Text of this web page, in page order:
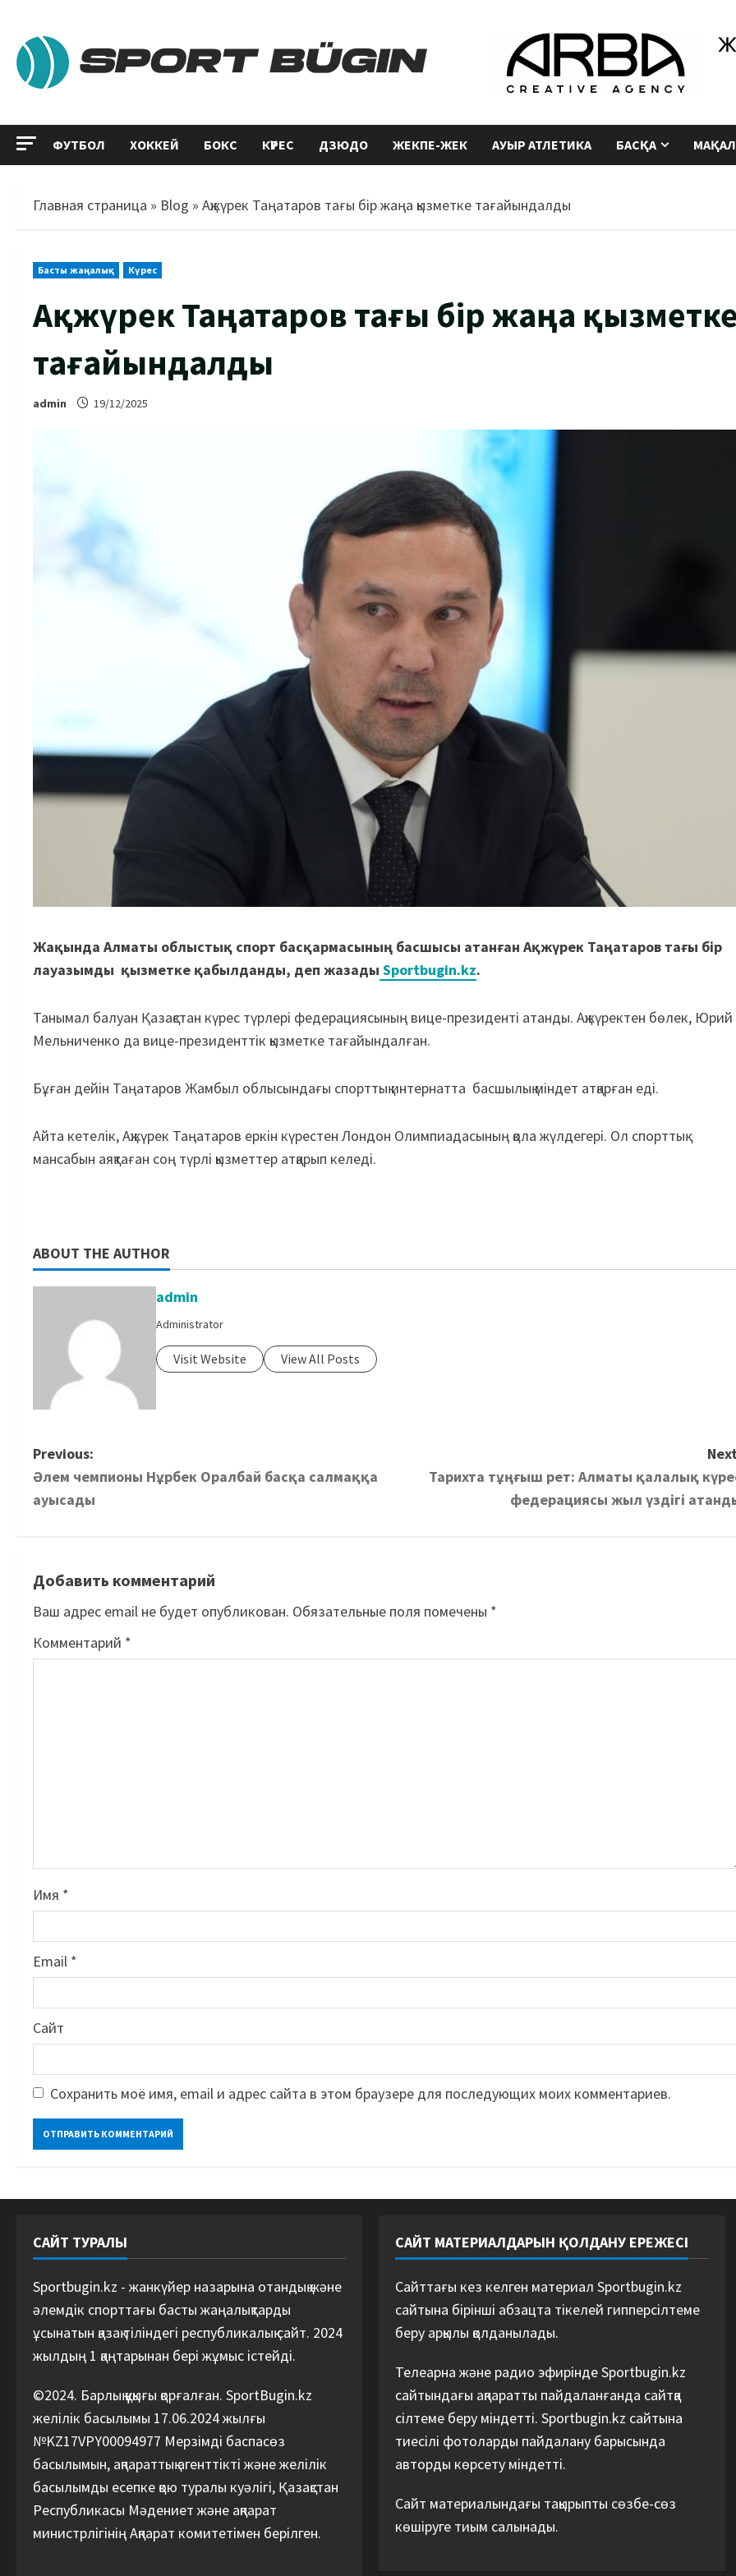
ФУТБОЛ ХОККЕЙ БОКС КҮРЕС ДЗЮДО ЖЕКПЕ-ЖЕК АУЫР АТЛЕТИКА БАСҚА
Главная страница » Blog » Ақжүрек Таңатаров тағы бір жаңа қызметке тағайындалды
Басты жаңалық Күрес
Ақжүрек Таңатаров тағы бір жаңа қызметке
тағайындалды
admin 19/12/2025
Жақында Алматы облыстық спорт басқармасының басшысы атанған Ақжүрек Таңатаров тағы бір
лауазымды қызметке қабылданды, деп жазады Sportbugin.kz.
Танымал балуан Қазақстан күрес түрлері федерациясының вице-президенті атанды. Ақжүректен бөлек, Юрий
Мельниченко да вице-президенттік қызметке тағайындалған.
Бұған дейін Таңатаров Жамбыл облысындағы спорттық интернатта басшылық міндет атқарған еді.
Айта кетелік, Ақжүрек Таңатаров еркін күрестен Лондон Олимпиадасының қола жүлдегері. Ол спорттық
мансабын аяқтаған соң түрлі қызметтер атқарып келеді.
ABOUT THE AUTHOR
admin
Administrator
Visit Website View All Posts
Previous:
Әлем чемпионы Нұрбек Оралбай басқа салмаққа
ауысады
Тарихта тұңғыш рет: Алматы қалалық
федерациясы жыл үздігі
Добавить комментарий
Ваш адрес email не будет опубликован. Обязательные поля помечены *
Комментарий *
Имя *
Email *
Сайт
Сохранить моё имя, email и адрес сайта в этом браузере для последующих моих комментариев.
САЙТ ТУРАЛЫ
Sportbugin.kz - жанкүйер назарына отандық және
әлемдік спорттағы басты жаңалықтарды
ұсынатын қазақ тіліндегі республикалық сайт. 2024
жылдың 1 қаңтарынан бері жұмыс істейді.
©2024. Барлық құқығы қорғалған. SportBugin.kz
желілік басылымы 17.06.2024 жылғы
№KZ17VPY00094977 Мерзімді баспасөз
басылымын, ақпараттық агенттікті және желілік
басылымды есепке қою туралы куәлігі, Қазақстан
Республикасы Мәдениет және ақпарат
министрлігінің Ақпарат комитетімен берілген.
САЙТ МАТЕРИАЛДАРЫН ҚОЛДАНУ ЕРЕЖЕСІ
Сайттағы кез келген материал Sportbugin.kz
сайтына бірінші абзацта тікелей гипперсілтеме
беру арқылы қолданылады.
Телеарна және радио эфирінде Sportbugin.kz
сайтындағы ақпаратты пайдаланғанда сайтқа
сілтеме беру міндетті. Sportbugin.kz сайтына
тиесілі фотоларды пайдалану барысында
авторды көрсету міндетті.
Сайт материалындағы тақырыпты сөзбе-сөз
көшіруге тиым салынады.